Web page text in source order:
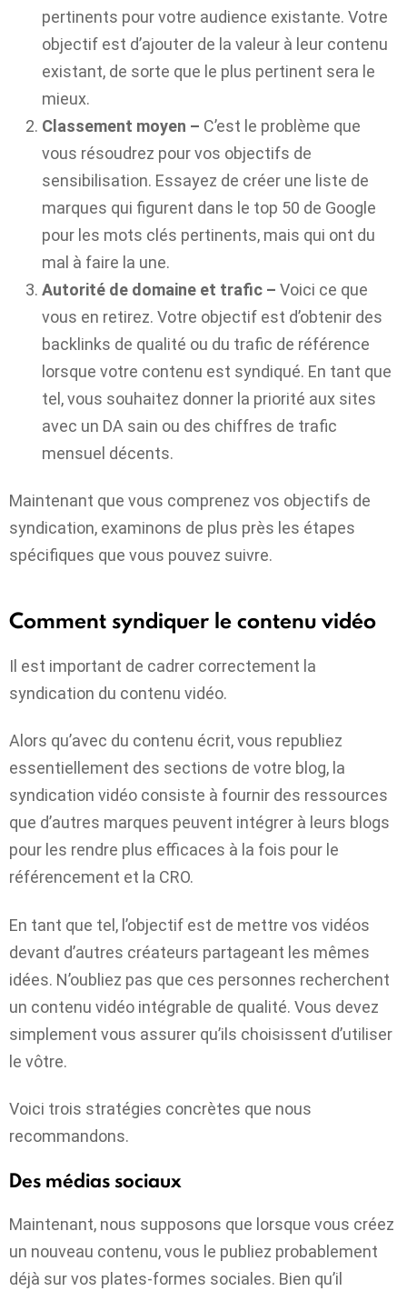
pertinents pour votre audience existante. Votre
objectif est d’ajouter de la valeur à leur contenu
existant, de sorte que le plus pertinent sera le
mieux.
Classement moyen – C’est le problème que
vous résoudrez pour vos objectifs de
sensibilisation. Essayez de créer une liste de
marques qui figurent dans le top 50 de Google
pour les mots clés pertinents, mais qui ont du
mal à faire la une.
Autorité de domaine et trafic – Voici ce que
vous en retirez. Votre objectif est d’obtenir des
backlinks de qualité ou du trafic de référence
lorsque votre contenu est syndiqué. En tant que
tel, vous souhaitez donner la priorité aux sites
avec un DA sain ou des chiffres de trafic
mensuel décents.
Maintenant que vous comprenez vos objectifs de
syndication, examinons de plus près les étapes
spécifiques que vous pouvez suivre.
Comment syndiquer le contenu vidéo
Il est important de cadrer correctement la
syndication du contenu vidéo.
Alors qu’avec du contenu écrit, vous republiez
essentiellement des sections de votre blog, la
syndication vidéo consiste à fournir des ressources
que d’autres marques peuvent intégrer à leurs blogs
pour les rendre plus efficaces à la fois pour le
référencement et la CRO.
En tant que tel, l’objectif est de mettre vos vidéos
devant d’autres créateurs partageant les mêmes
idées. N’oubliez pas que ces personnes recherchent
un contenu vidéo intégrable de qualité. Vous devez
simplement vous assurer qu’ils choisissent d’utiliser
le vôtre.
Voici trois stratégies concrètes que nous
recommandons.
Des médias sociaux
Maintenant, nous supposons que lorsque vous créez
un nouveau contenu, vous le publiez probablement
déjà sur vos plates-formes sociales. Bien qu’il